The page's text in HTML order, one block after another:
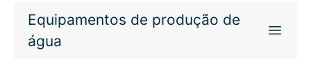
Equipamentos de produção de
água